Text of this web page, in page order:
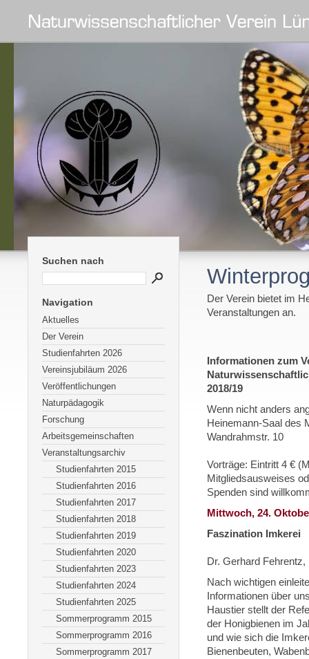
Suchen nach
Navigation
Aktuelles
Der Verein
Studienfahrten 2026
Vereinsjubiläum 2026
Veröffentlichungen
Naturpädagogik
Forschung
Arbeitsgemeinschaften
Veranstaltungsarchiv
Studienfahrten 2015
Studienfahrten 2016
Studienfahrten 2017
Studienfahrten 2018
Studienfahrten 2019
Studienfahrten 2020
Studienfahrten 2023
Studienfahrten 2024
Studienfahrten 2025
Sommerprogramm 2015
Sommerprogramm 2016
Sommerprogramm 2017
Der Verein bietet im
Veranstaltungen an.
Informationen zum
2018/19
Wenn nicht anders
Heinemann-Saal des
Wandrahmstr. 10
Vorträge: Eintritt 4 €
Mitgliedsausweises
Spenden sind
Mittwoch, 24.
Faszination Imkerei
Dr. Gerhard
Nach wichtigen
Informationen über
Haustier stellt der
der Honigbienen im
und wie sich die
Bienenbeuten,